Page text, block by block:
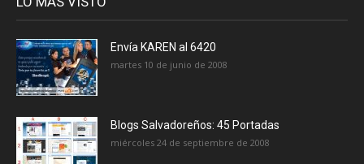
Envía KAREN al 6420
martes 10 de junio de 2008
Blogs Salvadoreños: 45 Portadas
miércoles 24 de septiembre de 2008